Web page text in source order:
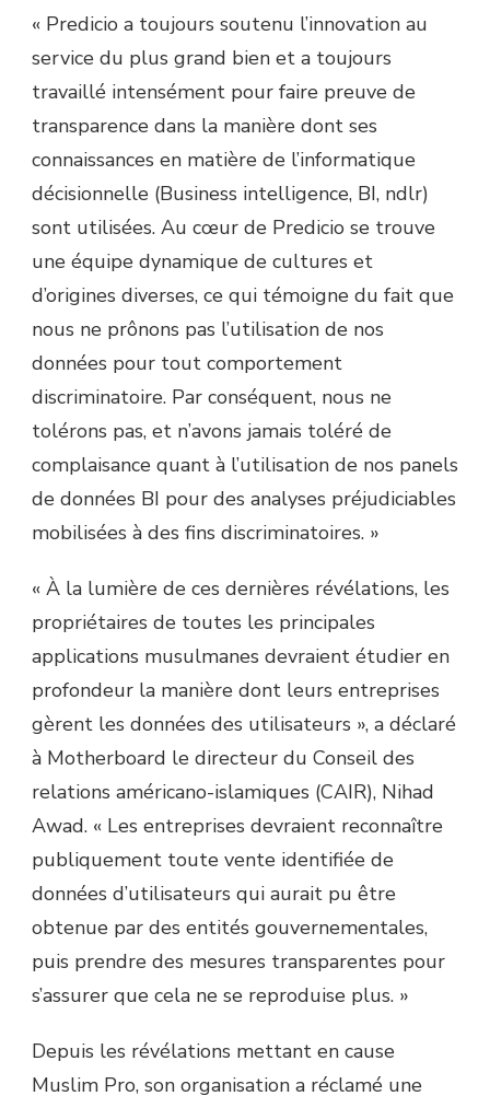
« Predicio a toujours soutenu l’innovation au
service du plus grand bien et a toujours
travaillé intensément pour faire preuve de
transparence dans la manière dont ses
connaissances en matière de l’informatique
décisionnelle (Business intelligence, BI, ndlr)
sont utilisées. Au cœur de Predicio se trouve
une équipe dynamique de cultures et
d’origines diverses, ce qui témoigne du fait que
nous ne prônons pas l’utilisation de nos
données pour tout comportement
discriminatoire. Par conséquent, nous ne
tolérons pas, et n’avons jamais toléré de
complaisance quant à l’utilisation de nos panels
de données BI pour des analyses préjudiciables
mobilisées à des fins discriminatoires. »
« À la lumière de ces dernières révélations, les
propriétaires de toutes les principales
applications musulmanes devraient étudier en
profondeur la manière dont leurs entreprises
gèrent les données des utilisateurs », a déclaré
à Motherboard le directeur du Conseil des
relations américano-islamiques (CAIR), Nihad
Awad. « Les entreprises devraient reconnaître
publiquement toute vente identifiée de
données d’utilisateurs qui aurait pu être
obtenue par des entités gouvernementales,
puis prendre des mesures transparentes pour
s’assurer que cela ne se reproduise plus. »
Depuis les révélations mettant en cause
Muslim Pro, son organisation a réclamé une